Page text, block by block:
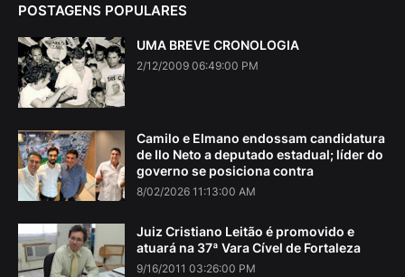
POSTAGENS POPULARES
UMA BREVE CRONOLOGIA
2/12/2009 06:49:00 PM
Camilo e Elmano endossam candidatura
de Ilo Neto a deputado estadual; líder do
governo se posiciona contra
8/02/2026 11:13:00 AM
Juiz Cristiano Leitão é promovido e
atuará na 37ª Vara Cível de Fortaleza
9/16/2011 03:26:00 PM